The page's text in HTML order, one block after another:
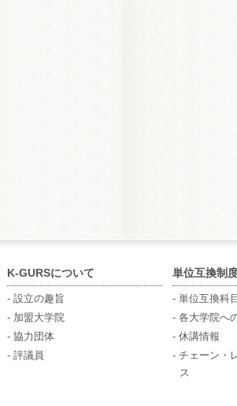
K-GURSについて
- 設立の趣旨
- 加盟大学院
- 協力団体
- 評議員
単位互換制
- 単位互換科目
- 各大学院へ
- 休講情報
- チェーン・
ス